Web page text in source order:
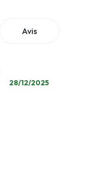
Avis
28/12/2025